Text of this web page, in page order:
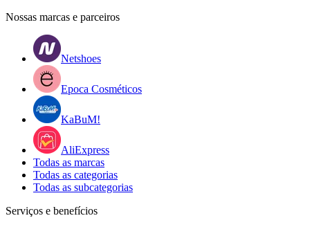
Nossas marcas e parceiros
Netshoes
Epoca Cosméticos
KaBuM!
AliExpress
Todas as marcas
Todas as categorias
Todas as subcategorias
Serviços e benefícios